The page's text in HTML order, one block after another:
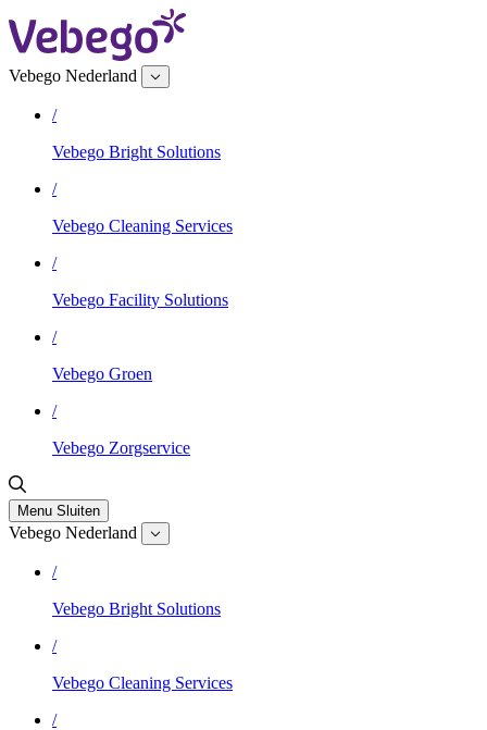
Vebego Nederland
/
Vebego Bright Solutions
/
Vebego Cleaning Services
/
Vebego Facility Solutions
/
Vebego Groen
/
Vebego Zorgservice
Menu Sluiten
Vebego Nederland
/
Vebego Bright Solutions
/
Vebego Cleaning Services
/